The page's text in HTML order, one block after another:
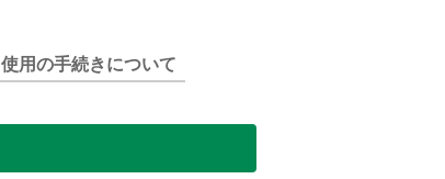
使用の手続きについて